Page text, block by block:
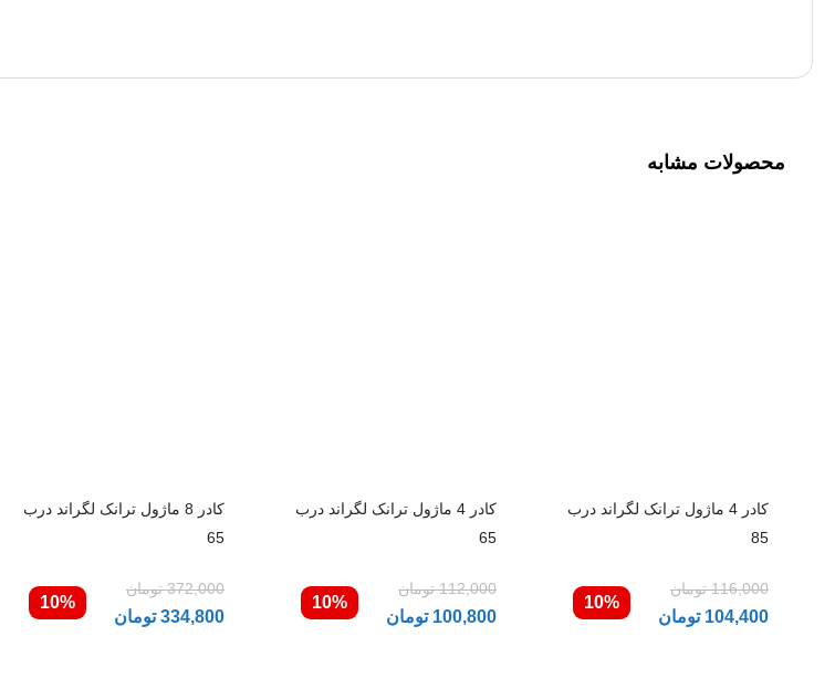
محصولات مشابه
کادر 4 ماژول ترانک لگراند درب
85
116,000 تومان
104,400 تومان
10%
کادر 4 ماژول ترانک لگراند درب
65
112,000 تومان
100,800 تومان
10%
کادر 8 ماژول ترانک لگراند درب
65
372,000 تومان
334,800 تومان
10%